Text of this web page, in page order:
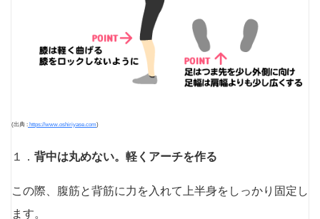
(出典 : https://www.oshiriyase.com)
１． 背中は丸めない。軽くアーチを作る
この際、腹筋と背筋に力を入れて上半身をしっかり固定し
ます。